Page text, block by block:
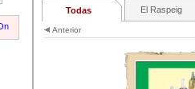
Todas El Raspeig
Anterior